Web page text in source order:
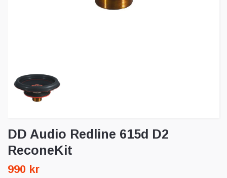
DD Audio Redline 615d D2
ReconeKit
990 kr